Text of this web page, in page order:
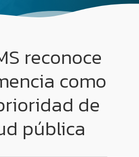
reconoce
como
de
pública